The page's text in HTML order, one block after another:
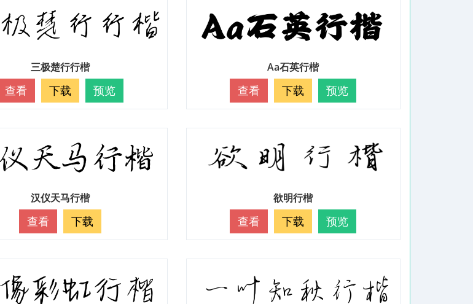
三极楚行行楷
查看 下载 预览
Aa石英行楷
查看 下载 预览
汉仪天马行楷
查看 下载
欲明行楷
查看 下载 预览